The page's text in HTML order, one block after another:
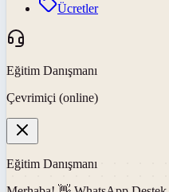
Ücretler
Eğitim Danışmanı
Çevrimiçi (online)
Eğitim Danışmanı